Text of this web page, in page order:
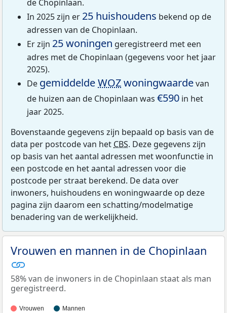
de Chopinlaan.
In 2025 zijn er 25 huishoudens bekend op de
adressen van de Chopinlaan.
Er zijn 25 woningen geregistreerd met een
adres met de Chopinlaan (gegevens voor het jaar
2025).
De gemiddeldeWOZwoningwaardevan
de huizen aan de Chopinlaan was €590 in het
jaar 2025.
Bovenstaande gegevens zijn bepaald op basis van de
data per postcode van het CBS. Deze gegevens zijn
op basis van het aantal adressen met woonfunctie in
een postcode en het aantal adressen voor die
postcode per straat berekend. De data over
inwoners, huishoudens en woningwaarde op deze
pagina zijn daarom een schatting/modelmatige
benadering van de werkelijkheid.
Vrouwen en mannen in de Chopinlaan
58% van de inwoners in de Chopinlaan staat als man
geregistreerd.
Vrouwen Mannen